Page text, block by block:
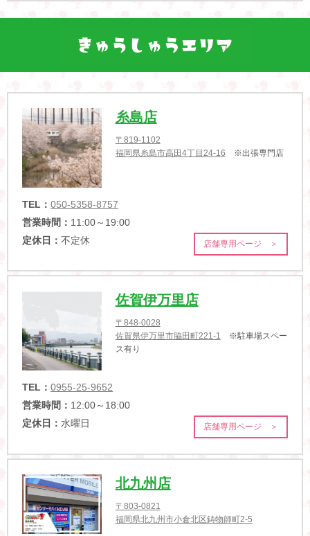
糸島店
〒819-1102
福岡県糸島市高田4丁目24-16 ※出張専門店
TEL： 050-5358-8757
営業時間： 11:00～19:00
定休日： 不定休 店舗専用ページ ＞
佐賀伊万里店
〒848-0028
佐賀県伊万里市脇田町221-1 ※駐車場スペー
ス有り
TEL： 0955-25-9652
営業時間： 12:00～18:00
定休日： 水曜日 店舗専用ページ ＞
北九州店
〒803-0821
福岡県北九州市小倉北区鋳物師町2-5